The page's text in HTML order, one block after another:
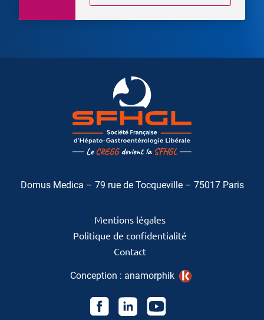
Domus Medica – 79 rue de Tocqueville – 75017 Paris
Mentions légales
Politique de confidentialité
Contact
Conception : anamorphik